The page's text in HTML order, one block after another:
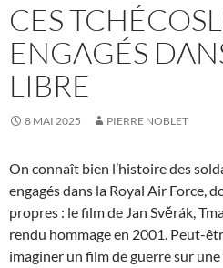
CES
ENGAGÉS
LIBRE
8 MAI 2025 PIERRE NOBLET
On connaît bien l’histoire des
engagés dans la Royal Air Force,
propres : le film de Jan Svěrák,
rendu hommage en 2001. Peut-
imaginer un film de guerre sur